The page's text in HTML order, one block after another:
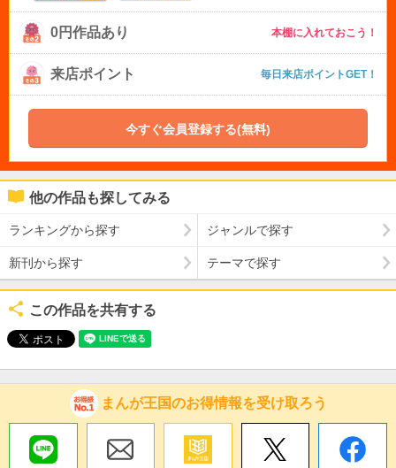
0円作品あり 本棚に入れておこう！
来店ポイント 毎日来店ポイントGET！
今すぐ会員登録する(無料)
他の作品も探してみる
ランキングから探す ジャンルで探す
新刊から探す テーマで探す
この作品を共有する
まんが王国のお得情報を受け取ろう